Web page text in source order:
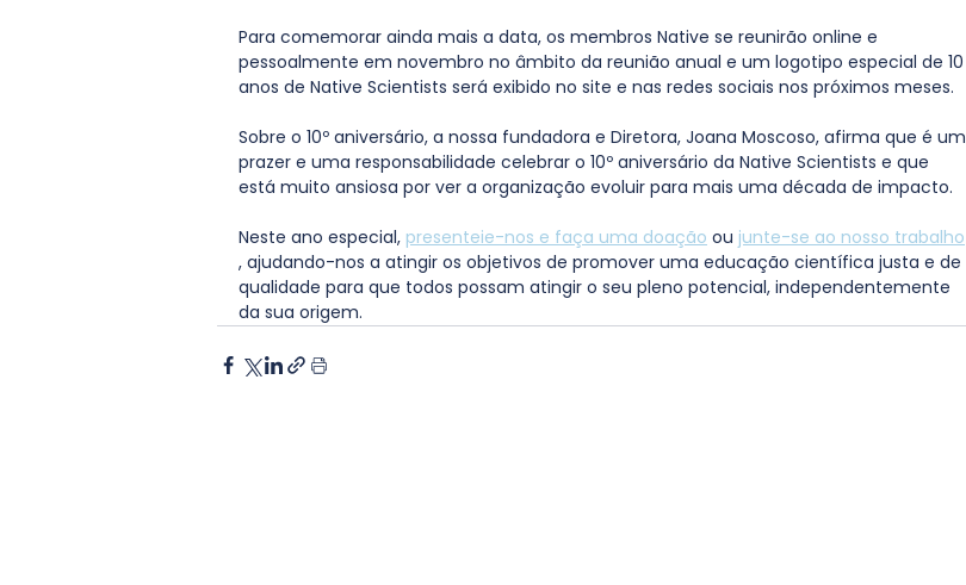
Para comemorar ainda mais a data, os membros Native se reunirão online e
pessoalmente em novembro no âmbito da reunião anual e um logotipo especial de 10
anos de Native Scientists será exibido no site e nas redes sociais nos próximos meses.
Sobre o 10º aniversário, a nossa fundadora e Diretora, Joana Moscoso, afirma que é um
prazer e uma responsabilidade celebrar o 10º aniversário da Native Scientists e que
está muito ansiosa por ver a organização evoluir para mais uma década de impacto.
Neste ano especial, presenteie-nos e faça uma doação ou junte-se ao nosso trabalho
, ajudando-nos a atingir os objetivos de promover uma educação científica justa e de
qualidade para que todos possam atingir o seu pleno potencial, independentemente
da sua origem.